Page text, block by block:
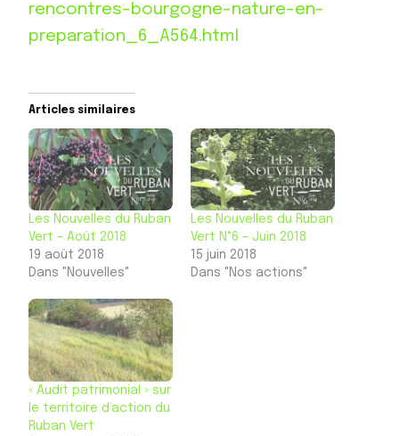
rencontres- bourgogne-nature-en-
preparation_6_A564.html
Articles similaires
Les Nouvelles du Ruban
Vert – Août 2018
19 août 2018
Dans "Nouvelles"
Les Nouvelles du Ruban
Vert N°6 – Juin 2018
15 juin 2018
Dans "Nos actions"
« Audit patrimonial » sur
le territoire d’action du
Ruban Vert